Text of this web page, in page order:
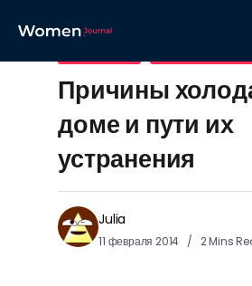
Причины
доме и пути их
устранения
Julia
11 февраля 2014 2 Mins